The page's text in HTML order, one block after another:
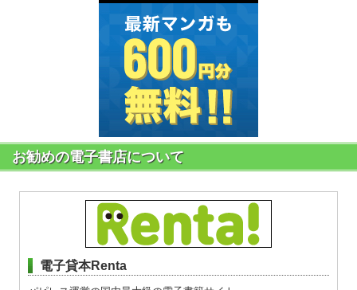
お勧めの電子書店について
電子貸本Renta